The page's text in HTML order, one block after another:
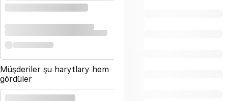
Müşderiler şu harytlary hem
gördüler